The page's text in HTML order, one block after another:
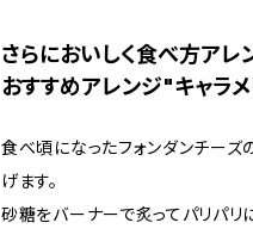
さらにおいしく食べ方アレ
おすすめアレンジ"キャラ
食べ頃になったフォンダンチーズ
げます。
砂糖をバーナーで炙ってパリパリに